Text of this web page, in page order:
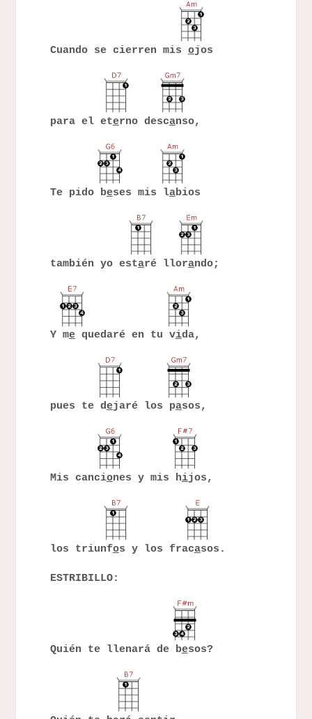
Cuando se cierren mis ojos
para el eterno descanso,
Te pido beses mis labios
también yo estaré llorando;
Y mequedaré en tu vida,
pues te dejaré los pasos,
Mis canciones y mis hijos,
los triunfos y los fracasos.
ESTRIBILLO:
Quién te llenará de besos?